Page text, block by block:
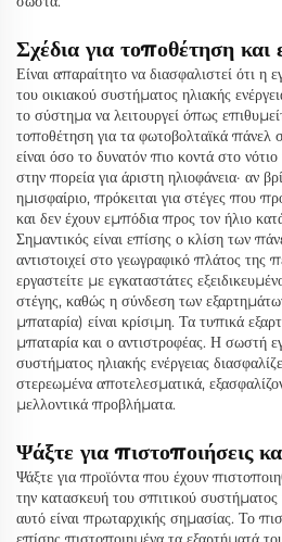
Σχέδια για τοποθέτηση και
Είναι απαραίτητο να διασφαλιστεί ότι η
του οικιακού συστήματος ηλιακής
το σύστημα να λειτουργεί όπως
τοποθέτηση για τα φωτοβολταϊκά
είναι όσο το δυνατόν πιο κοντά στο
στην πορεία για άριστη ηλιοφάνεια· αν
ημισφαίριο, πρόκειται για στέγες που
και δεν έχουν εμπόδια προς τον ήλιο
Σημαντικός είναι επίσης ο κλίση των
αντιστοιχεί στο γεωγραφικό πλάτος της
εργαστείτε με εγκαταστάτες
στέγης, καθώς η σύνδεση των
μπαταρία) είναι κρίσιμη. Τα τυπικά
μπαταρία και ο αντιστροφέας. Η σωστή
συστήματος ηλιακής ενέργειας
στερεωμένα αποτελεσματικά,
μελλοντικά προβλήματα.
Ψάξτε για πιστοποιήσεις
Ψάξτε για προϊόντα που έχουν
την κατασκευή του σπιτικού συστήματος
αυτό είναι πρωταρχικής σημασίας. Το